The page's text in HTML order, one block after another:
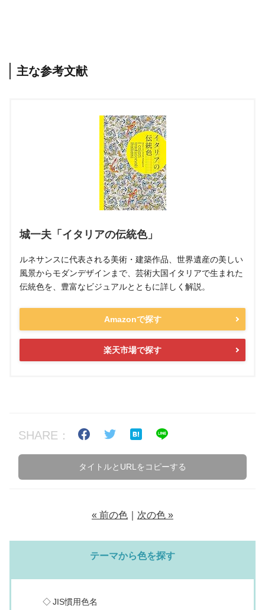
主な参考文献
城一夫「イタリアの伝統色」
ルネサンスに代表される美術・建築作品、世界遺産の美しい
風景からモダンデザインまで、芸術大国イタリアで生まれた
伝統色を、豊富なビジュアルとともに詳しく解説。
Amazonで探す
楽天市場で探す
SHARE：
タイトルとURLをコピーする
« 前の色 次の色 »
テーマから色を探す
JIS慣用色名